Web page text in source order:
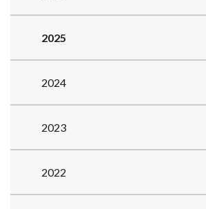
2025
2024
2023
2022